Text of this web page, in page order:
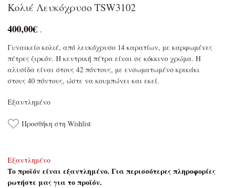
Κολιέ Λευκόχρυσο TSW3102
400,00€ .
Γυναικείο κολιέ, από λευκόχρυσο 14 καρατίων, με καρφωμένες
πέτρες ζιρκόν. Η κεντρική πέτρα είναι σε κόκκινο χρώμα. Η
αλυσίδα είναι στους 42 πόντους, με ενσωματωμένο κρικάκι
στους 40 πόντους, ώστε να κουμπώνει και εκεί.
Εξαντλημένο
Προσθήκη στη Wishlist
Εξαντλημένο
Το προϊόν είναι εξαντλημένο. Για περισσότερες πληροφορίες
ρωτήστε μας για το προϊόν.